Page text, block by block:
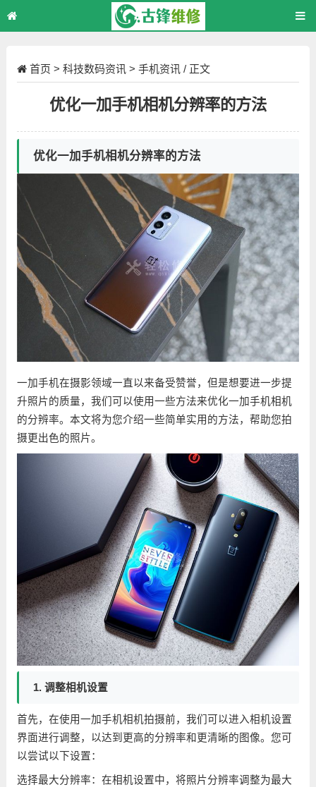
首页 > 科技数码资讯 > 手机资讯 / 正文
优化一加手机相机分辨率的方法
优化一加手机相机分辨率的方法
一加手机在摄影领域一直以来备受赞誉，但是想要进一步提
升照片的质量，我们可以使用一些方法来优化一加手机相机
的分辨率。本文将为您介绍一些简单实用的方法，帮助您拍
摄更出色的照片。
1. 调整相机设置
首先，在使用一加手机相机拍摄前，我们可以进入相机设置
界面进行调整，以达到更高的分辨率和更清晰的图像。您可
以尝试以下设置：
选择最大分辨率：在相机设置中，将照片分辨率调整为最大